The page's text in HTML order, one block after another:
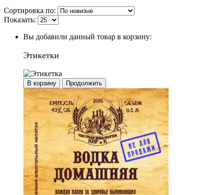
Сортировка по:
Показать:
Вы добавили данный товар в корзину:
Этикетки
В корзину Продолжить